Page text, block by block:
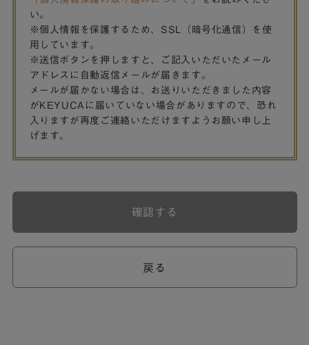
い。
※個人情報を保護するため、SSL（暗号化通信）を使
用しています。
※送信ボタンを押しますと、ご記入いただいたメール
アドレスに自動返信メールが届きます。
メールが届かない場合は、お送りいただきました内容
がKEYUCAに届いていない場合がありますので、恐れ
入りますが再度ご連絡いただけますようお願い申し上
げます。
戻る
確認する